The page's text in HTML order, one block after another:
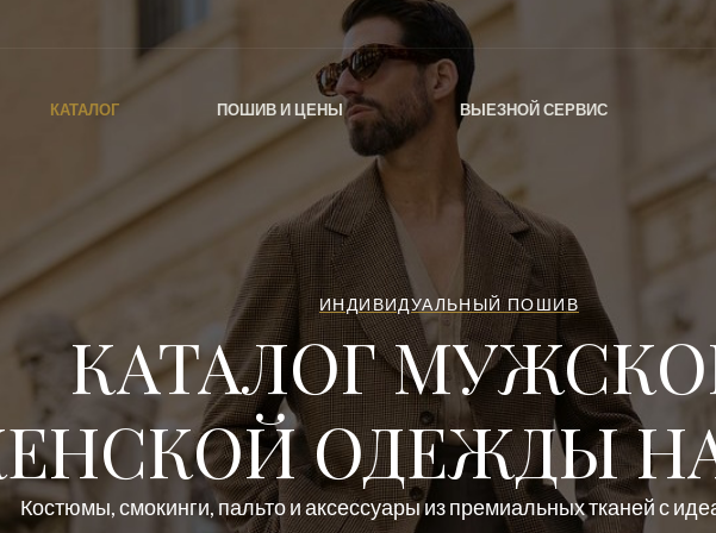
КАТАЛОГ ПОШИВ И ЦЕНЫ ВЫЕЗНОЙ СЕРВИС
ИНДИВИДУАЛЬНЫЙ ПОШИВ
КАТАЛОГ
ОДЕЖДЫ
Костюмы, смокинги, пальто и аксессуары из премиальных тканей с